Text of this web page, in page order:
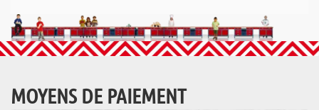
MOYENS DE PAIEMENT